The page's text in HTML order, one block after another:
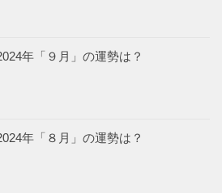
年「９月」の運勢は？
年「８月」の運勢は？